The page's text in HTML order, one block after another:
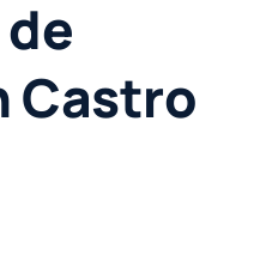
Castro